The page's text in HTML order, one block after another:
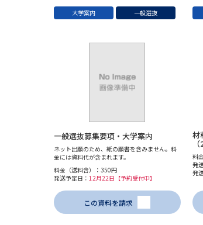
大学案内 一般選抜
一般選抜募集要項・大学案内
ネット出願のため、紙の願書を含みません。料
金には資料代が含まれます。
料金（送料含）：350円
発送予定日： 12月22日【予約受付中】
この資料を請求
材
料
発
発